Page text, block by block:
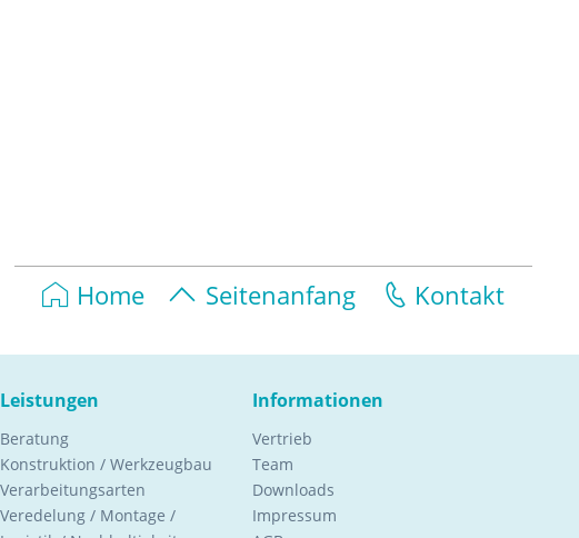
Home Seitenanfang Kontakt
Leistungen
Beratung
Konstruktion / Werkzeugbau
Verarbeitungsarten
Veredelung / Montage /
Informationen
Vertrieb
Team
Downloads
Impressum